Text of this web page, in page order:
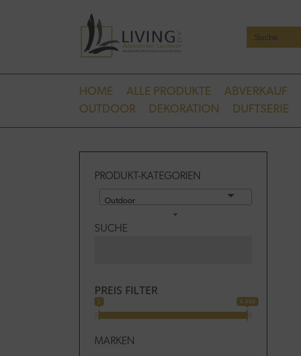
Search
for:
HOME ALLE PRODUKTE ABVERKAUF
OUTDOOR
DEKORATION DUFTSERIE
PRODUKT-KATEGORIEN
Outdoor
SUCHE
PREIS FILTER
1 4 490
MARKEN